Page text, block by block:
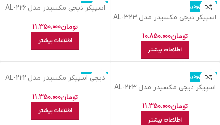
اتمام موجودی
اسپیکر دیجی مکسیدر مدل AL-323
تومان10.850.000
اطلاعات بیشتر
اتمام موجودی
اسپیکر دیجی مکسیدر مدل ۲۲۶-AL
تومان11.350.000
اطلاعات بیشتر
اتمام موجودی
اسپیکر دیجی مکسیدر مدل AL-223
تومان11.350.000
اطلاعات بیشتر
اتمام موجودی
دیجی اسپیکر مکسیدر مدل AL-222
تومان11.350.000
اطلاعات بیشتر